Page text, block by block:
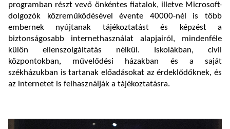
programban részt vevő önkéntes fiatalok, illetve Microsoft-
dolgozók közreműködésével évente 40000-nél is több
embernek nyújtanak tájékoztatást és képzést a
biztonságosabb internethasználat alapjairól, mindenféle
külön ellenszolgáltatás nélkül. Iskolákban, civil
központokban, művelődési házakban és a saját
székházukban is tartanak előadásokat az érdeklődőknek, és
az internetet is felhasználják a tájékoztatásra.